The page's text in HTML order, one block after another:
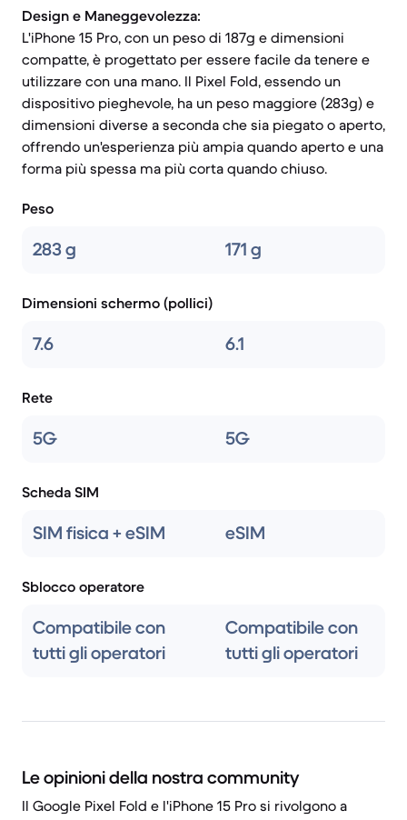
Design e Maneggevolezza:
L'iPhone 15 Pro, con un peso di 187g e dimensioni
compatte, è progettato per essere facile da tenere e
utilizzare con una mano. Il Pixel Fold, essendo un
dispositivo pieghevole, ha un peso maggiore (283g) e
dimensioni diverse a seconda che sia piegato o aperto,
offrendo un'esperienza più ampia quando aperto e una
forma più spessa ma più corta quando chiuso.
Peso
283 g 171 g
Dimensioni schermo (pollici)
7.6 6.1
Rete
5G 5G
Scheda SIM
SIM fisica + eSIM eSIM
Sblocco operatore
Compatibile con
tutti gli operatori
Compatibile con
tutti gli operatori
Le opinioni della nostra community
Il Google Pixel Fold e l'iPhone 15 Pro si rivolgono a